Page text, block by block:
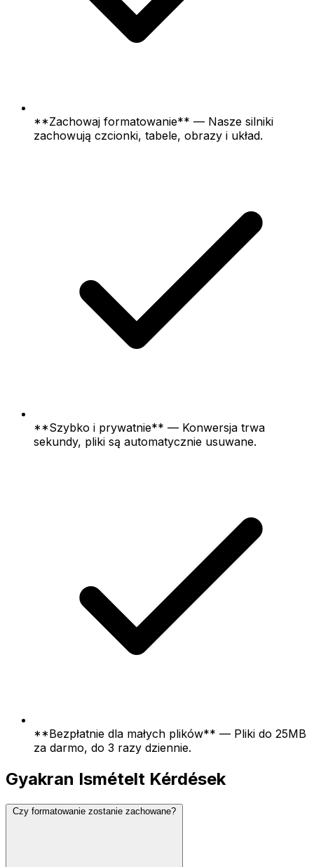
**Zachowaj formatowanie** — Nasze silniki
zachowują czcionki, tabele, obrazy i układ.
**Szybko i prywatnie** — Konwersja trwa
sekundy, pliki są automatycznie usuwane.
**Bezpłatnie dla małych plików** — Pliki do 25MB
za darmo, do 3 razy dziennie.
Gyakran Ismételt Kérdések
Czy formatowanie zostanie zachowane?